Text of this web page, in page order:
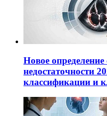
Новое определение
недостаточности
классификации и